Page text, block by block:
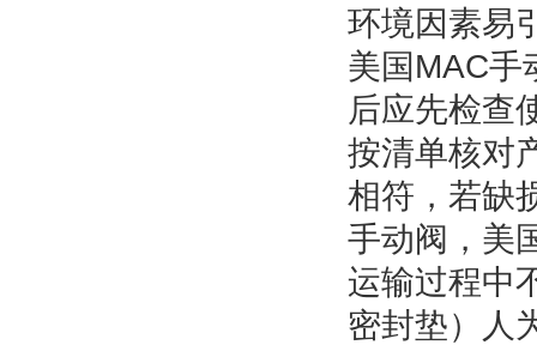
环境因素易
美国MAC手
后应先检查
按清单核对
相符，若缺
手动阀，美
运输过程中
密封垫）人